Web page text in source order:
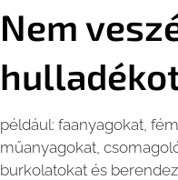
Nem
például: faanyagokat,
műanyagokat,
burkolatokat és